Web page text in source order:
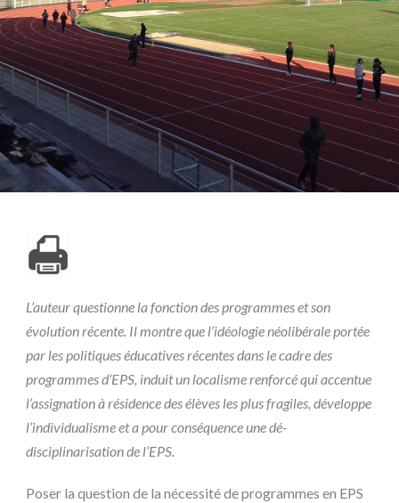
L’auteur questionne la fonction des programmes et son
évolution récente. Il montre que l’idéologie néolibérale portée
par les politiques éducatives récentes dans le cadre des
programmes d’EPS, induit un localisme renforcé qui accentue
l’assignation à résidence des élèves les plus fragiles, développe
l’individualisme et a pour conséquence une dé-
disciplinarisation de l’EPS.
Poser la question de la nécessité de programmes en EPS